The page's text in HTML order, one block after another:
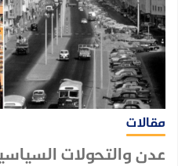
مقالات
عدن والتحولات